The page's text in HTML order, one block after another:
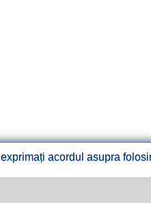
acordul asupra